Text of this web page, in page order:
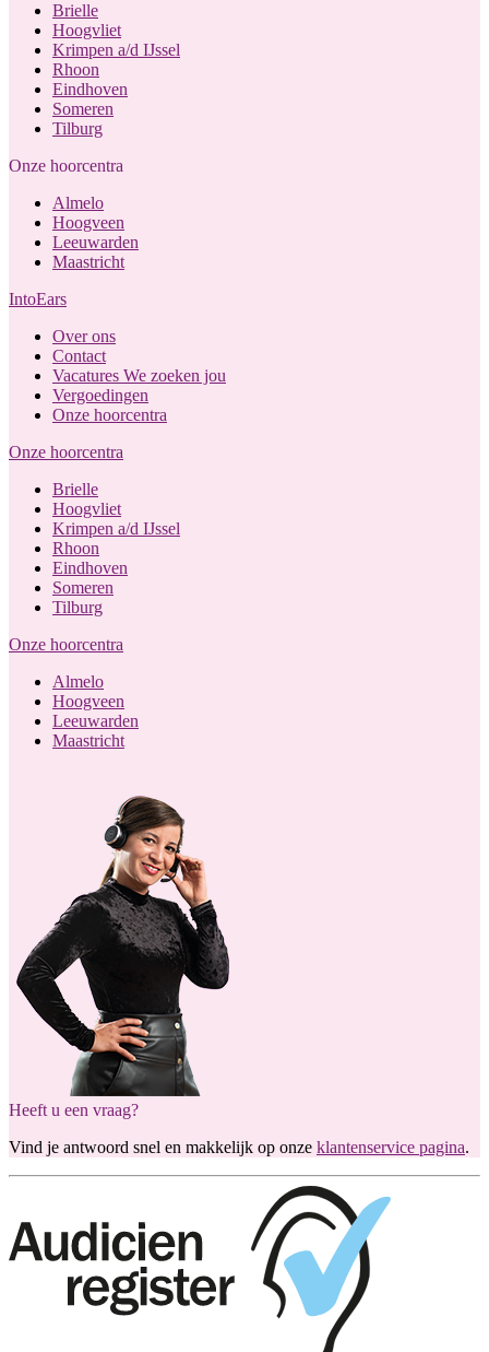
Brielle
Hoogvliet
Krimpen a/d IJssel
Rhoon
Eindhoven
Someren
Tilburg
Onze hoorcentra
Almelo
Hoogveen
Leeuwarden
Maastricht
IntoEars
Over ons
Contact
Vacatures We zoeken jou
Vergoedingen
Onze hoorcentra
Onze hoorcentra
Brielle
Hoogvliet
Krimpen a/d IJssel
Rhoon
Eindhoven
Someren
Tilburg
Onze hoorcentra
Almelo
Hoogveen
Leeuwarden
Maastricht
Heeft u een vraag?
Vind je antwoord snel en makkelijk op onze klantenservice pagina.